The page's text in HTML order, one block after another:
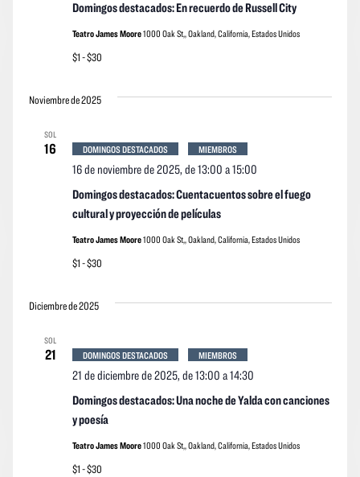
Domingos destacados: En recuerdo de Russell City
Teatro James Moore1000 Oak St,, Oakland, California, Estados Unidos
$1 - $30
Noviembre de 2025
SOL
16
Domingos destacados: Cuentacuentos sobre el fuego
cultural y proyección de películas
16 de noviembre de 2025, de 13:00 a15:00
DOMINGOS DESTACADOS MIEMBROS
Teatro James Moore1000 Oak St,, Oakland, California, Estados Unidos
$1 - $30
Diciembre de 2025
SOL
21
Domingos destacados: Una noche de Yalda con canciones
y poesía
21 de diciembre de 2025, de 13:00 a14:30
DOMINGOS DESTACADOS MIEMBROS
Teatro James Moore1000 Oak St,, Oakland, California, Estados Unidos
$1 - $30